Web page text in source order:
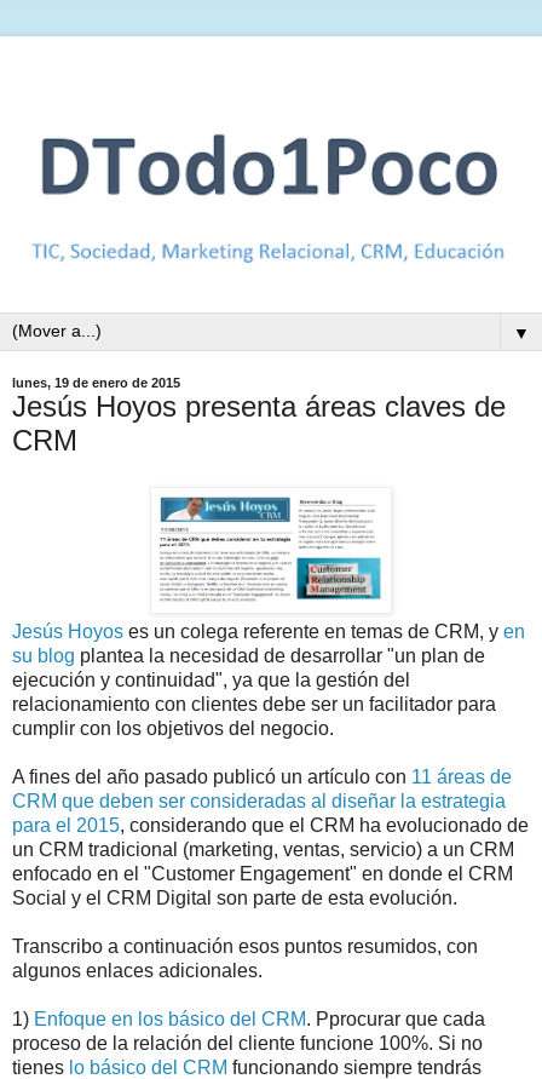
▼
lunes, 19 de enero de 2015
Jesús Hoyos presenta áreas claves de
CRM
Jesús Hoyos es un colega referente en temas de CRM, y en
su blog plantea la necesidad de desarrollar "un plan de
ejecución y continuidad", ya que la gestión del
relacionamiento con clientes debe ser un facilitador para
cumplir con los objetivos del negocio.
A fines del año pasado publicó un artículo con 11 áreas de
CRM que deben ser consideradas al diseñar la estrategia
para el 2015, considerando que el CRM ha evolucionado de
un CRM tradicional (marketing, ventas, servicio) a un CRM
enfocado en el "Customer Engagement" en donde el CRM
Social y el CRM Digital son parte de esta evolución.
Transcribo a continuación esos puntos resumidos, con
algunos enlaces adicionales.
1) Enfoque en los básico del CRM. Pprocurar que cada
proceso de la relación del cliente funcione 100%. Si no
tienes lo básico del CRM funcionando siempre tendrás